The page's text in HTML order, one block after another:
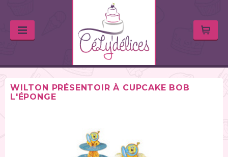
WILTON PRÉSENTOIR À CUPCAKE BOB
L'ÉPONGE